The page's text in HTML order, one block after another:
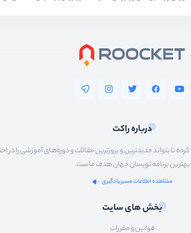
درباره راکت
جدیدترین و بروزترین مقالات و دوره‌های آموزشی را در
بهترین برنامه نویسان جهان هدف ماست.
مشاهده اطلاعات مسیریادگیری
بخش های سایت
قوانین و مقررات